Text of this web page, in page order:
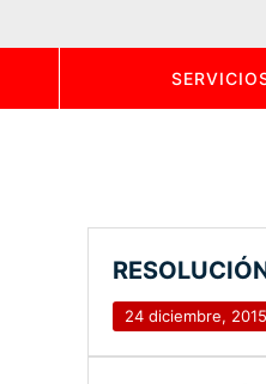
24 diciembre, 2015